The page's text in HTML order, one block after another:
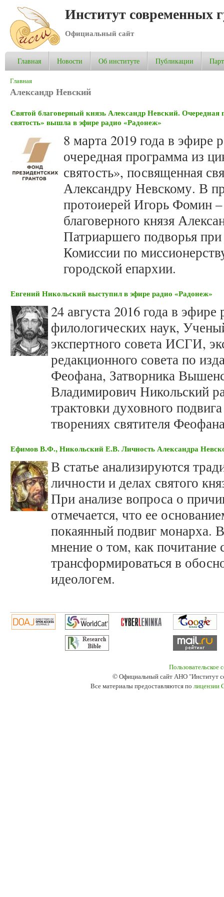
Институт современных
Официальный сайт
Главная Новости Об институте Публикации
Вы здесь
Главная
Александр Невский
Святой благоверный князь Александр Невский.
святость» вышла в эфире радио «Радонеж»
8 марта 2019 года в эфире
очередная программа из
святость», посвященная
Александру Невскому. В
протоиерей Игорь Фомин –
благоверного князя
Патриаршего подворья
Комиссии по
городской епархии.
Евгений Никольский выступил в эфире радио «Радонеж»
24 августа 2016 года в
филологических наук,
экспертного совета ИСГИ,
редакционного совета по
Феофана, Затворника
Владимирович Никольский
трактовки духовного
творениях святителя
Ефимов В.Ф., Никольский Е.В. Личность Александра
В статье анализируются
личности и делах святого
При анализе вопроса о
отмечается, что ее
покаянный подвиг монарха.
мнение о том, как почитание
трансформироваться в
идеологем.
Пользовательское
© Официальный сайт АНО "Институт
Все материалы предоставляются по лицензии